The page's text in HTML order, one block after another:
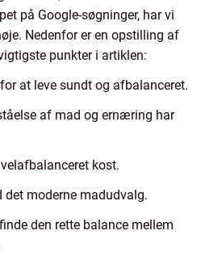
på Google-søgninger, har vi
Nedenfor er en opstilling af
punkter i artiklen:
at leve sundt og afbalanceret.
af mad og ernæring har
kost.
det moderne madudvalg.
den rette balance mellem